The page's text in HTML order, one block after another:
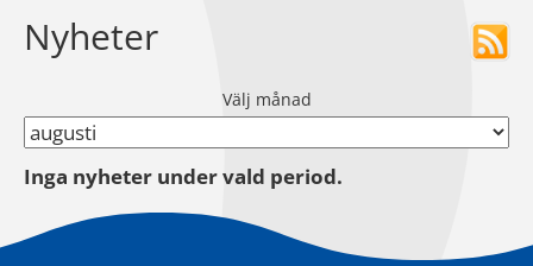
Nyheter
Välj månad
Inga nyheter under vald period.